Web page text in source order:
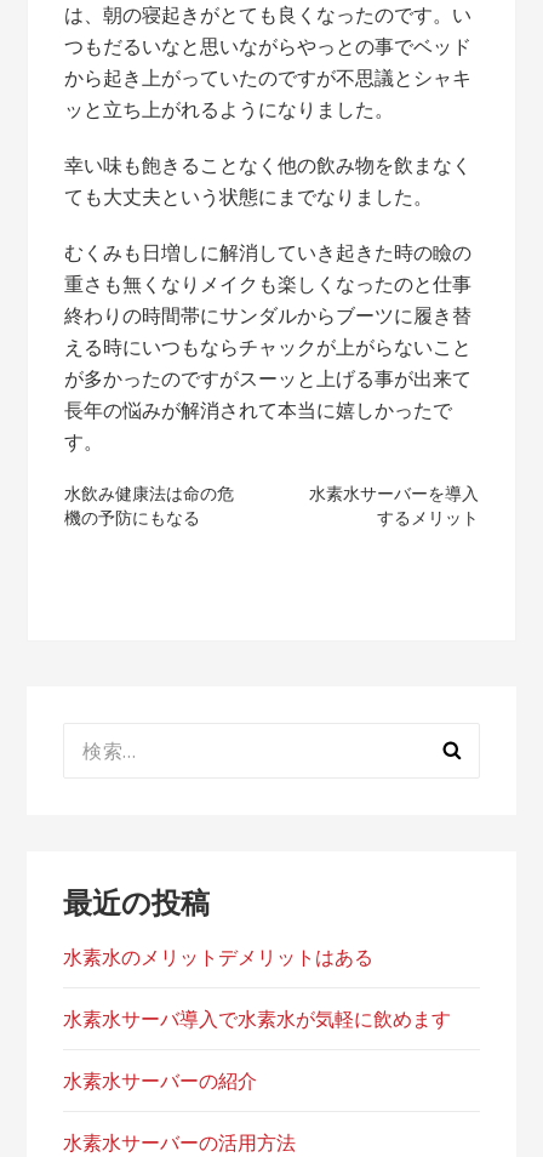
は、朝の寝起きがとても良くなったのです。い
つもだるいなと思いながらやっとの事でベッド
から起き上がっていたのですが不思議とシャキ
ッと立ち上がれるようになりました。
幸い味も飽きることなく他の飲み物を飲まなく
ても大丈夫という状態にまでなりました。
むくみも日増しに解消していき起きた時の瞼の
重さも無くなりメイクも楽しくなったのと仕事
終わりの時間帯にサンダルからブーツに履き替
える時にいつもならチャックが上がらないこと
が多かったのですがスーッと上げる事が出来て
長年の悩みが解消されて本当に嬉しかったで
す。
投
ー
水飲み健康法は命の危
機の予防にもなる
水素水サーバーを導入
するメリット
最近の投稿
水素水のメリットデメリットはある
水素水サーバ導入で水素水が気軽に飲めます
水素水サーバーの紹介
水素水サーバーの活用方法